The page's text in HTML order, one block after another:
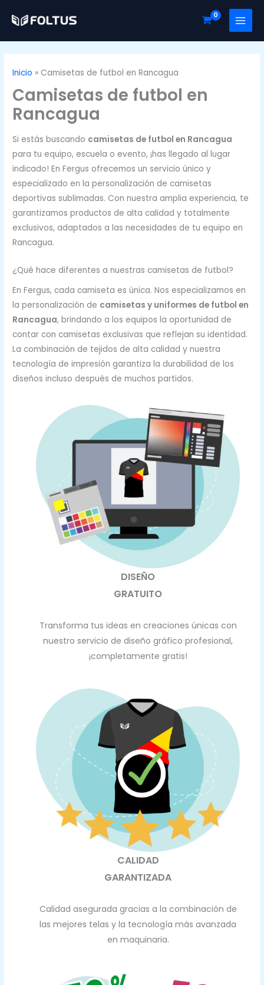
Inicio Camisetas de futbol en Rancagua
Camisetas de futbol en
Rancagua
Si estás buscando camisetas de futbol en Rancagua
para tu equipo, escuela o evento, ¡has llegado al lugar
indicado! En Fergus ofrecemos un servicio único y
especializado en la personalización de camisetas
deportivas sublimadas. Con nuestra amplia experiencia, te
garantizamos productos de alta calidad y totalmente
exclusivos, adaptados a las necesidades de tu equipo en
Rancagua.
¿Qué hace diferentes a nuestras camisetas de futbol?
En Fergus, cada camiseta es única. Nos especializamos en
la personalización de camisetas y uniformes de futbol en
Rancagua, brindando a los equipos la oportunidad de
contar con camisetas exclusivas que reflejan su identidad.
La combinación de tejidos de alta calidad y nuestra
tecnología de impresión garantiza la durabilidad de los
diseños incluso después de muchos partidos.
DISEÑO
GRATUITO
Transforma tus ideas en creaciones únicas con
nuestro servicio de diseño gráfico profesional,
¡completamente gratis!
CALIDAD
GARANTIZADA
Calidad asegurada gracias a la combinación de
las mejores telas y la tecnología más avanzada
en maquinaria.